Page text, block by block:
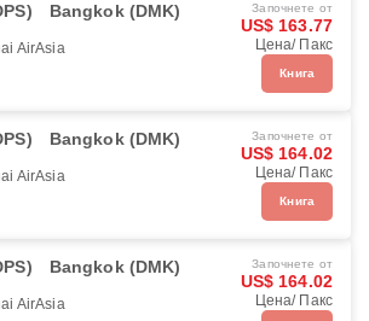
Bangkok (DMK)
AirAsia
Започнете от
US$ 163.77
Цена/ Пакс
Книга
Bangkok (DMK)
AirAsia
Започнете от
US$ 164.02
Цена/ Пакс
Книга
Bangkok (DMK)
AirAsia
Започнете от
US$ 164.02
Цена/ Пакс